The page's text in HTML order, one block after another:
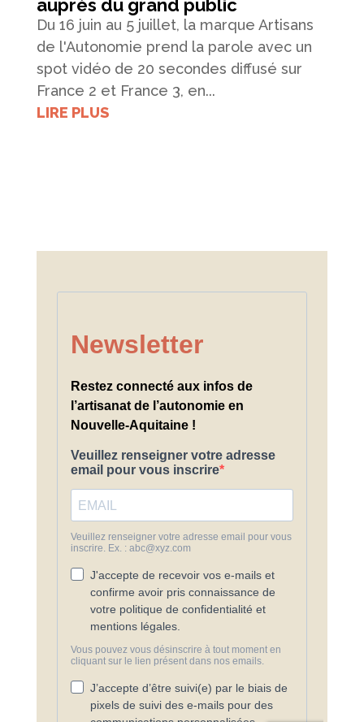
auprès du grand public
Du 16 juin au 5 juillet, la marque Artisans
de l'Autonomie prend la parole avec un
spot vidéo de 20 secondes diffusé sur
France 2 et France 3, en...
LIRE PLUS